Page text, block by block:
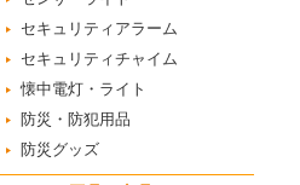
セキュリティアラーム
セキュリティチャイム
懐中電灯・ライト
防災・防犯用品
防災グッズ